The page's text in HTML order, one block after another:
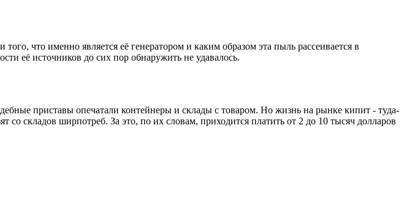
что именно является её генератором и каким образом эта пыль рассеивается в
её источников до сих пор обнаружить не удавалось.
приставы опечатали контейнеры и склады с товаром. Но жизнь на рынке кипит - туда-
складов ширпотреб. За это, по их словам, приходится платить от 2 до 10 тысяч долларов